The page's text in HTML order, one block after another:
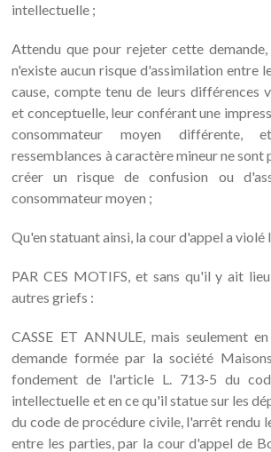
intellectuelle ;
Attendu que pour rejeter cette
n'existe aucun risque d'assimilation entre
cause, compte tenu de leurs différences
et conceptuelle, leur conférant une
consommateur moyen différente,
ressemblances à caractère mineur ne sont
créer un risque de confusion ou
consommateur moyen ;
Qu'en statuant ainsi, la cour d'appel a violé
PAR CES MOTIFS, et sans qu'il y ait
autres griefs :
CASSE ET ANNULE, mais seulement
demande formée par la société
fondement de l'article L. 713-5 du
intellectuelle et en ce qu'il statue sur les
du code de procédure civile, l'arrêt rendu
entre les parties, par la cour d'appel de